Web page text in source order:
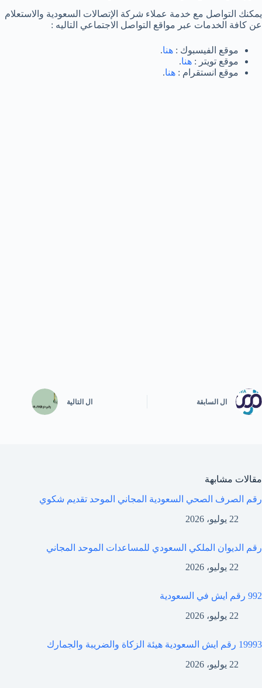
يمكنك التواصل مع خدمة عملاء شركة الإتصالات السعودية والاستعلام
عن كافة الخدمات عبر مواقع التواصل الاجتماعي التاليه :
موقع الفيسبوك : هنا.
موقع تويتر : هنا.
موقع انستقرام : هنا.
ال السابقة ال التالية
مقالات مشابهة
رقم الصرف الصحي السعودية المجاني الموحد تقديم شكوي
22 يوليو، 2026
رقم الديوان الملكي السعودي للمساعدات الموحد المجاني
22 يوليو، 2026
992 رقم ايش في السعودية
22 يوليو، 2026
19993 رقم ايش السعودية هيئة الزكاة والضريبة والجمارك
22 يوليو، 2026